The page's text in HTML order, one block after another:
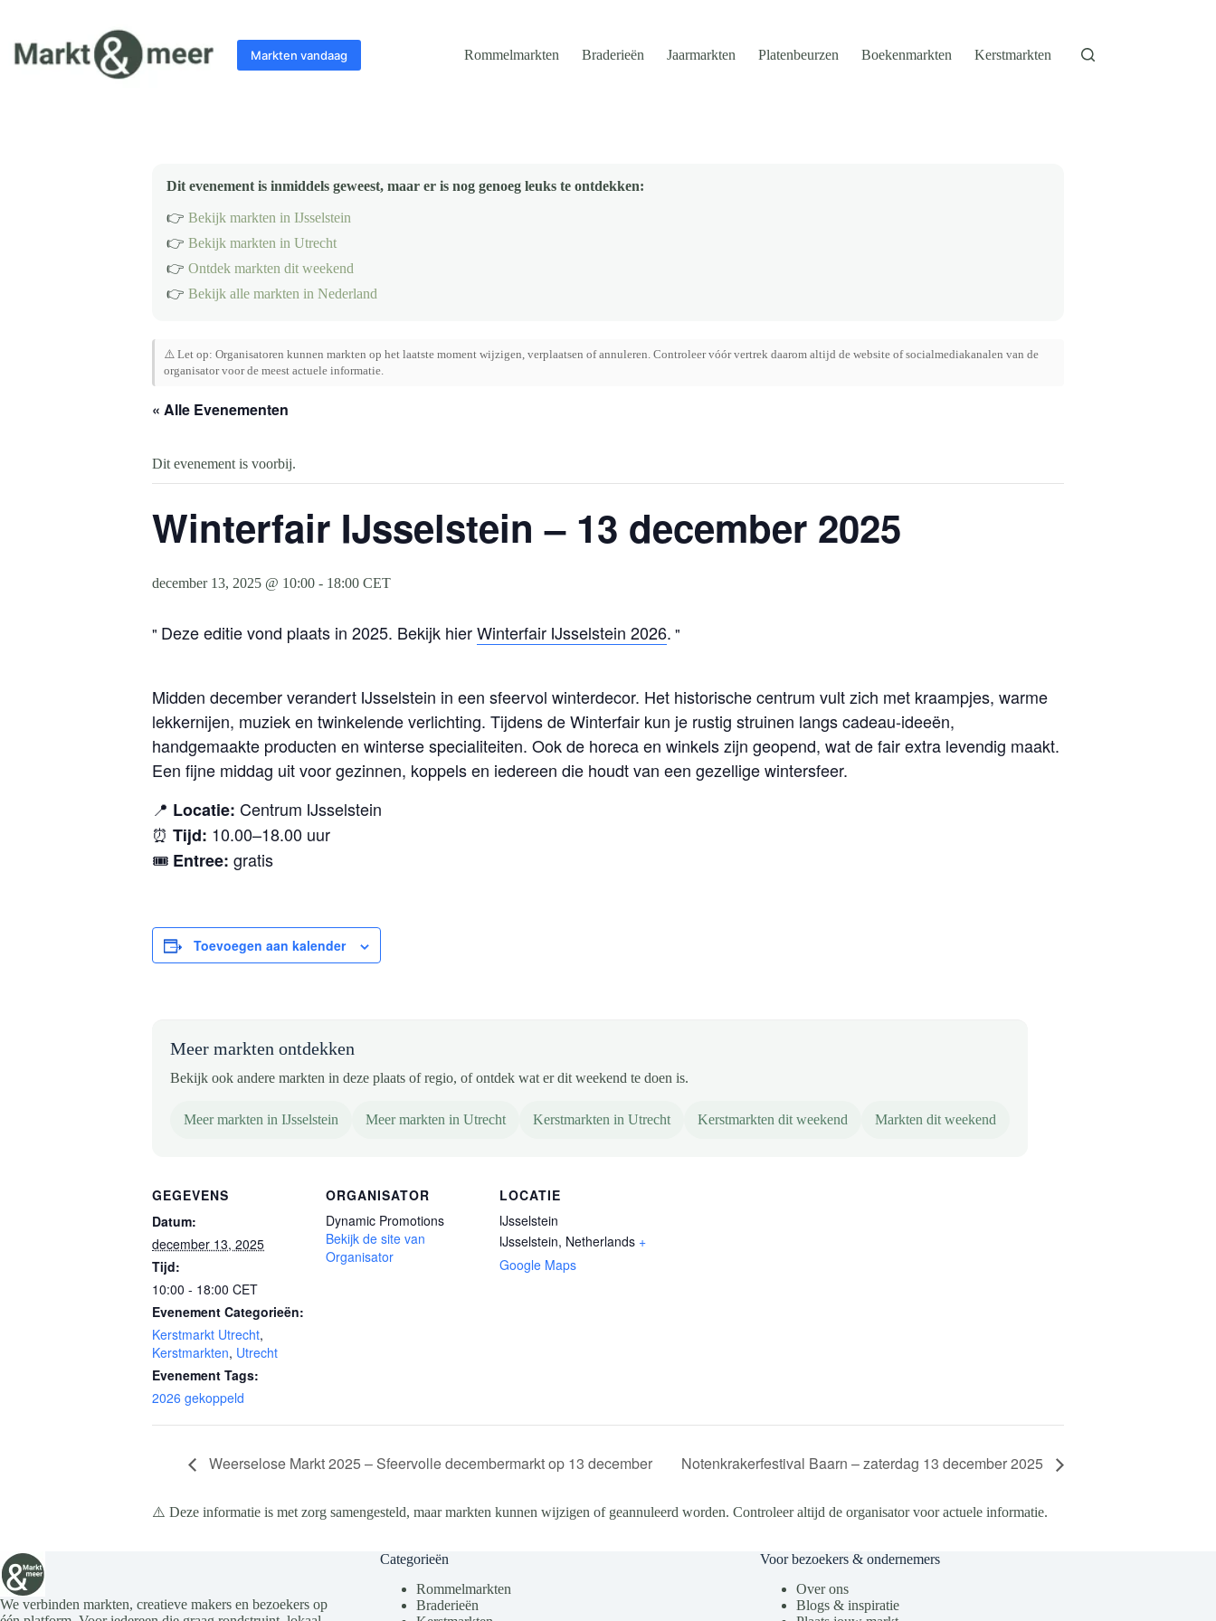
inhoud
Markten vandaag Rommelmarkten Braderieën Jaarmarkten Platenbeurzen Boekenmarkten Kerstmarkten
Dit evenement is inmiddels geweest, maar er is nog genoeg leuks te ontdekken:
👉 Bekijk markten in IJsselstein
👉 Bekijk markten in Utrecht
👉 Ontdek markten dit weekend
👉 Bekijk alle markten in Nederland
⚠️ Let op: Organisatoren kunnen markten op het laatste moment wijzigen, verplaatsen of annuleren. Controleer vóór vertrek daarom altijd de website of socialmediakanalen van de
organisator voor de meest actuele informatie.
« Alle Evenementen
Dit evenement is voorbij.
Winterfair IJsselstein – 13 december 2025
december 13, 2025 @ 10:00 - 18:00 CET
Deze editie vond plaats in 2025. Bekijk hierWinterfair IJsselstein 2026.
Midden december verandert IJsselstein in een sfeervol winterdecor. Het historische centrum vult zich met kraampjes, warme
lekkernijen, muziek en twinkelende verlichting. Tijdens de Winterfair kun je rustig struinen langs cadeau-ideeën,
handgemaakte producten en winterse specialiteiten. Ook de horeca en winkels zijn geopend, wat de fair extra levendig maakt.
Een fijne middag uit voor gezinnen, koppels en iedereen die houdt van een gezellige wintersfeer.
📍 Locatie: Centrum IJsselstein
⏰ Tijd: 10.00–18.00 uur
🎟️ Entree: gratis
Toevoegen aan kalender
Meer markten ontdekken
Bekijk ook andere markten in deze plaats of regio, of ontdek wat er dit weekend te doen is.
Meer markten in IJsselstein Meer markten in Utrecht Kerstmarkten in Utrecht Kerstmarkten dit weekend Markten dit weekend
GEGEVENS
Datum:
december 13, 2025
Tijd:
10:00 - 18:00 CET
Evenement Categorieën:
Kerstmarkt Utrecht,
Kerstmarkten, Utrecht
Evenement Tags:
2026 gekoppeld
ORGANISATOR
Dynamic Promotions
Bekijk de site van
Organisator
LOCATIE
IJsselstein
IJsselstein, Netherlands +
Google Maps
Weerselose Markt 2025 – Sfeervolle decembermarkt op 13 december Notenkrakerfestival Baarn – zaterdag 13 december 2025
⚠️ Deze informatie is met zorg samengesteld, maar markten kunnen wijzigen of geannuleerd worden. Controleer altijd de organisator voor actuele informatie.
We verbinden markten, creatieve makers en bezoekers op
Categorieën
Rommelmarkten
Braderieën
Voor bezoekers & ondernemers
Over ons
Blogs & inspiratie